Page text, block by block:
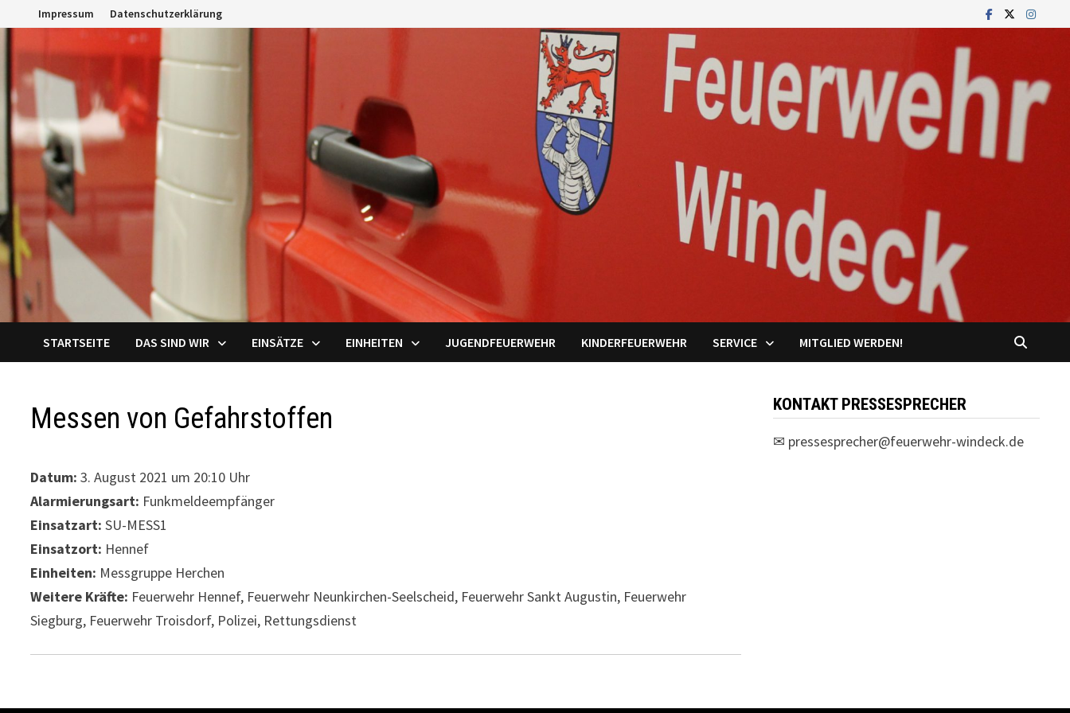
Inhalt
springen
Impressum Datenschutzerklärung
STARTSEITE DAS SIND WIR EINSÄTZE EINHEITEN JUGENDFEUERWEHR KINDERFEUERWEHR SERVICE MITGLIED WERDEN!
Messen von Gefahrstoffen
Datum: 3. August 2021 um 20:10 Uhr
Alarmierungsart: Funkmeldeempfänger
Einsatzart: SU-MESS1
Einsatzort: Hennef
Einheiten: Messgruppe Herchen
Weitere Kräfte: Feuerwehr Hennef, Feuerwehr Neunkirchen-Seelscheid, Feuerwehr Sankt Augustin, Feuerwehr
Siegburg, Feuerwehr Troisdorf, Polizei, Rettungsdienst
KONTAKT PRESSESPRECHER
✉ pressesprecher@feuerwehr-windeck.de